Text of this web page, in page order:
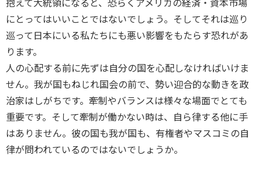
抱えて大統領になると、恐らくアメリカの経済・資本市場
にとってはいいことではないでしょう。そしてそれは巡り
巡って日本にいる私たちにも悪い影響をもたらす恐れがあ
ります。
人の心配する前に先ずは自分の国を心配しなければいけま
せん。我が国もねじれ国会の前で、勢い迎合的な動きを政
治家はしがちです。牽制やバランスは様々な場面でとても
重要です。そして牽制が働かない時は、自ら律する他に手
はありません。彼の国も我が国も、有権者やマスコミの自
律が問われているのではないでしょうか。